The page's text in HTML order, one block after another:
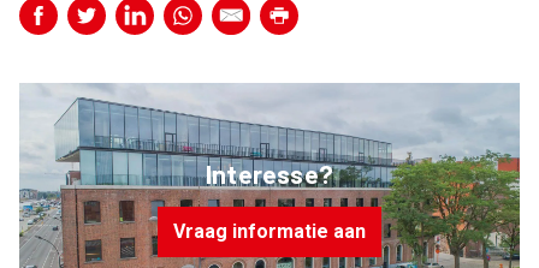
Interesse?
Vraag informatie aan